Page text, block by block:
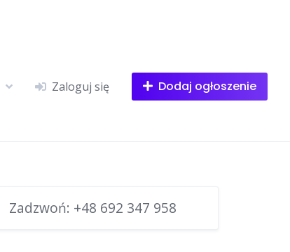
Zaloguj się Dodaj ogłoszenie
Zadzwoń: +48 692 347 958